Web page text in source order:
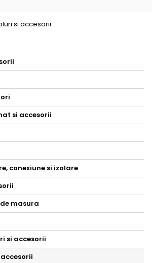
si accesorii
si accesorii
conexiune si izolare
masura
si accesorii